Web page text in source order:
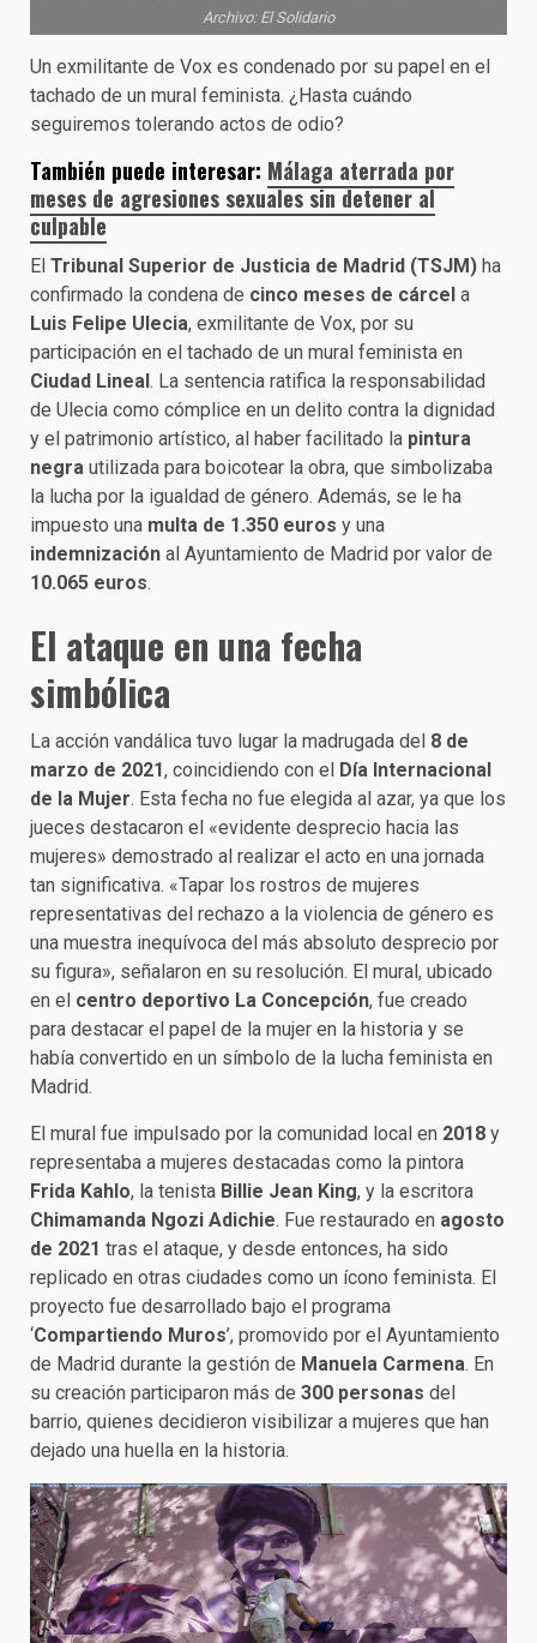
Archivo: El Solidario
Un exmilitante de Vox es condenado por su papel en el
tachado de un mural feminista. ¿Hasta cuándo
seguiremos tolerando actos de odio?
También puede interesar: Málaga aterrada por
meses de agresiones sexuales sin detener al
culpable
El Tribunal Superior de Justicia de Madrid (TSJM) ha
confirmado la condena de cinco meses de cárcel a
Luis Felipe Ulecia, exmilitante de Vox, por su
participación en el tachado de un mural feminista en
Ciudad Lineal. La sentencia ratifica la responsabilidad
de Ulecia como cómplice en un delito contra la dignidad
y el patrimonio artístico, al haber facilitado la pintura
negra utilizada para boicotear la obra, que simbolizaba
la lucha por la igualdad de género. Además, se le ha
impuesto una multa de 1.350 euros y una
indemnización al Ayuntamiento de Madrid por valor de
10.065 euros.
El ataque en una fecha
simbólica
La acción vandálica tuvo lugar la madrugada del 8 de
marzo de 2021, coincidiendo con el Día Internacional
de la Mujer. Esta fecha no fue elegida al azar, ya que los
jueces destacaron el «evidente desprecio hacia las
mujeres» demostrado al realizar el acto en una jornada
tan significativa. «Tapar los rostros de mujeres
representativas del rechazo a la violencia de género es
una muestra inequívoca del más absoluto desprecio por
su figura», señalaron en su resolución. El mural, ubicado
en el centro deportivo La Concepción, fue creado
para destacar el papel de la mujer en la historia y se
había convertido en un símbolo de la lucha feminista en
Madrid.
El mural fue impulsado por la comunidad local en 2018 y
representaba a mujeres destacadas como la pintora
Frida Kahlo, la tenista Billie Jean King, y la escritora
Chimamanda Ngozi Adichie. Fue restaurado en agosto
de 2021 tras el ataque, y desde entonces, ha sido
replicado en otras ciudades como un ícono feminista. El
proyecto fue desarrollado bajo el programa
‘Compartiendo Muros’, promovido por el Ayuntamiento
de Madrid durante la gestión de Manuela Carmena. En
su creación participaron más de 300 personas del
barrio, quienes decidieron visibilizar a mujeres que han
dejado una huella en la historia.